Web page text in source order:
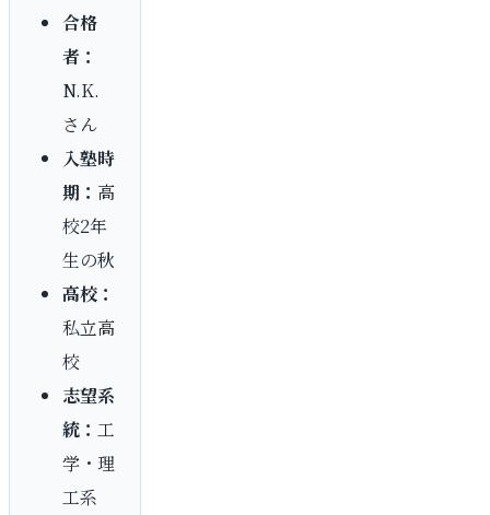
合格
者：
N.K.
さん
入塾時
期： 高
校2年
生の秋
高校：
私立高
校
志望系
統： 工
学・理
工系